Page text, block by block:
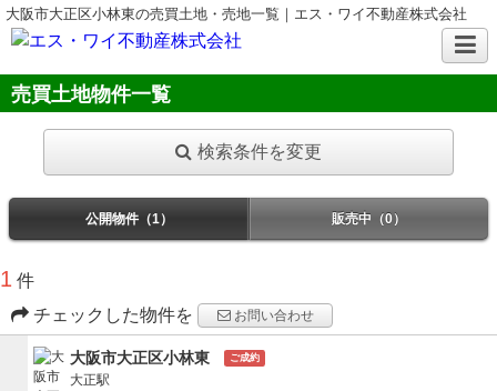
大阪市大正区小林東の売買土地・売地一覧｜エス・ワイ不動産株式会社
売買土地物件一覧
検索条件を変更
公開物件（1） 販売中（0）
1 件
チェックした物件を
お問い合わせ
大阪市大正区小林東 ご成約
大正駅